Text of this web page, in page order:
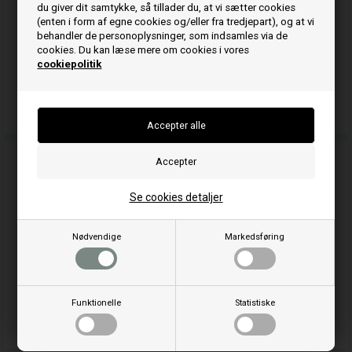
du giver dit samtykke, så tillader du, at vi sætter cookies
(enten i form af egne cookies og/eller fra tredjepart), og at vi
behandler de personoplysninger, som indsamles via de
cookies. Du kan læse mere om cookies i vores
cookiepolitik
Nødvendige Markedsføring
Funktionelle Statistiske
Se cookies detaljer
Reservedel fra Ravelli passer til Ecoteck
Service af Ecoteck / Ravelli pilleovn og pillefyr